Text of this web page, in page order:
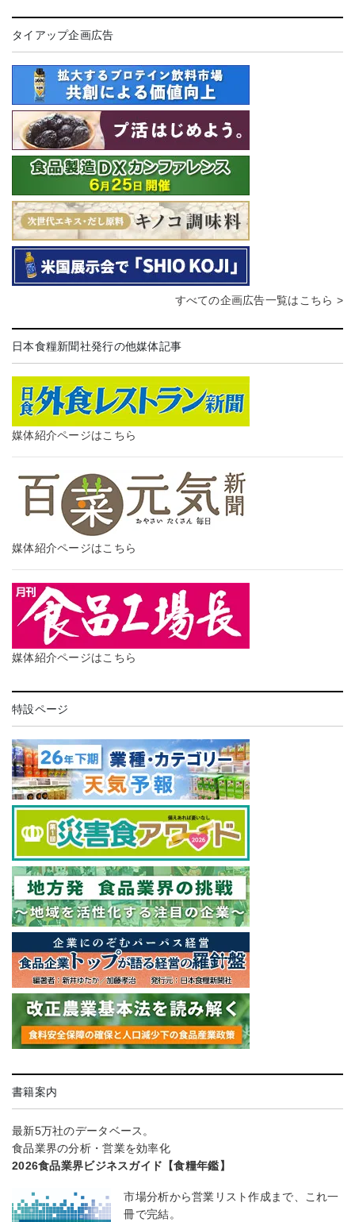
タイアップ企画広告
すべての企画広告一覧はこちら >
日本食糧新聞社発行の他媒体記事
媒体紹介ページはこちら
媒体紹介ページはこちら
媒体紹介ページはこちら
特設ページ
書籍案内
最新5万社のデータベース。
食品業界の分析・営業を効率化
2026食品業界ビジネスガイド【食糧年鑑】
市場分析から営業リスト作成まで、これ一
冊で完結。